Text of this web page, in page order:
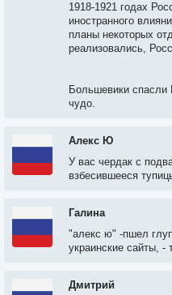
1918-1921 годах
иностранного
планы некоторых
реализовались,
Большевики спасли
чудо.
Алекс Ю
У вас чердак с
взбесившееся
Галина
"алекс ю" -пшел
украинские сайты, -
Дмитрий